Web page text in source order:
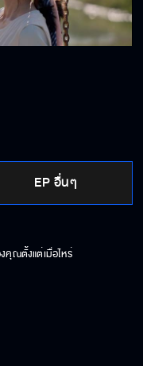
EP อื่นๆ
อยเหรอ
นก็ต้องอร่อย
คุณตั้งแต่เมื่อไหร่